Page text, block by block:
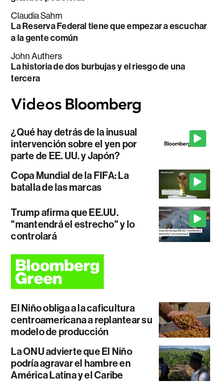
Claudia Sahm
La Reserva Federal tiene que empezar a escuchar
a la gente común
John Authers
La historia de dos burbujas y el riesgo de una
tercera
¿Qué hay detrás de la inusual
intervención sobre el yen por
parte de EE. UU. y Japón?
Copa Mundial de la FIFA: La
batalla de las marcas
Trump afirma que EE.UU.
"mantendrá el estrecho" y lo
controlará
El Niño obliga a la caficultura
centroamericana a replantear su
modelo de producción
La ONU advierte que El Niño
podría agravar el hambre en
América Latina y el Caribe